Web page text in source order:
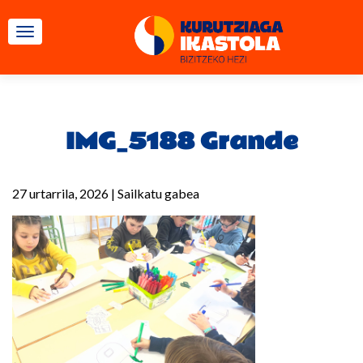
TOGGLE NAVIGATION
IMG_5188 Grande
27 urtarrila, 2026 | Sailkatu gabea